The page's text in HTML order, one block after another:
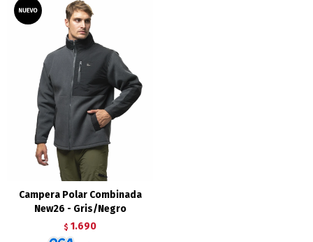
Campera Polar Combinada
New26 - Gris/Negro
$ 1.690